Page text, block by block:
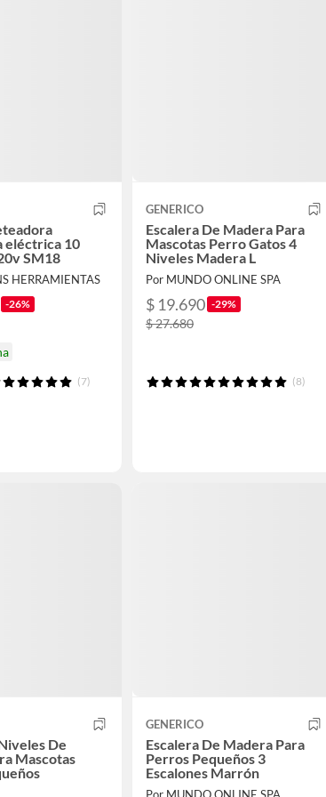
eléctrica 10
SM18
HERRAMIENTAS
-26%
(7)
GENERICO
Escalera De Madera Para
Mascotas Perro Gatos 4
Niveles Madera L
Por MUNDO ONLINE SPA
$ 19.690 -29%
$ 27.680
(8)
De
Mascotas
GENERICO
Escalera De Madera Para
Perros Pequeños 3
Escalones Marrón